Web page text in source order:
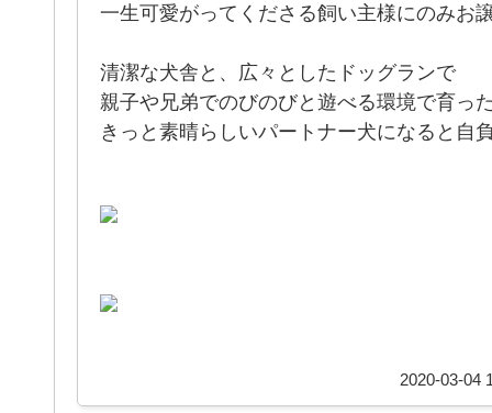
一生可愛がってくださる飼い主様にのみお
清潔な犬舎と、広々としたドッグランで
親子や兄弟でのびのびと遊べる環境で育っ
きっと素晴らしいパートナー犬になると自
2020-03-04